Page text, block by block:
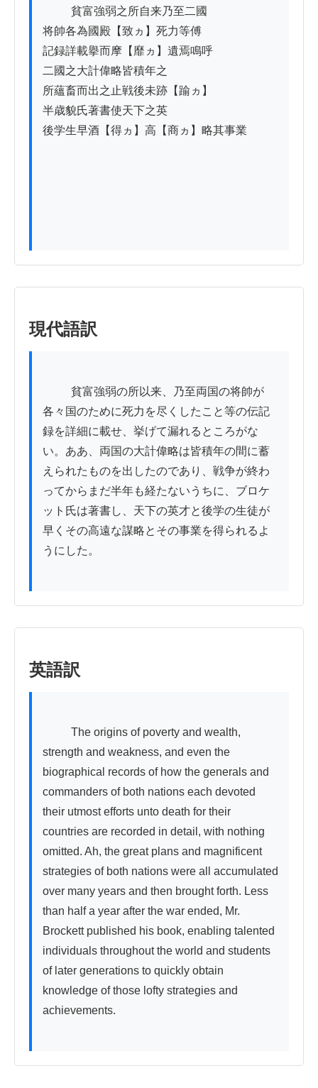
将帥各為國殿【致ヵ】死力等傅
記録詳載擧而摩【靡ヵ】遺焉鳴呼
二國之大計偉略皆積年之
所蘊畜而出之止戦後未跡【踰ヵ】
半歳貌氏著書使天下之英
後学生早酒【得ヵ】高【商ヵ】略其事業
現代語訳
各々国のために死力を尽くしたこと等の伝記
録を詳細に載せ、挙げて漏れるところがな
い。ああ、両国の大計偉略は皆積年の間に蓄
えられたものを出したのであり、戦争が終わ
ってからまだ半年も経たないうちに、ブロケ
ット氏は著書し、天下の英才と後学の生徒が
早くその高遠な謀略とその事業を得られるよ
うにした。
英語訳
strength and weakness, and even the
biographical records of how the generals and
commanders of both nations each devoted
their utmost efforts unto death for their
countries are recorded in detail, with nothing
omitted. Ah, the great plans and magnificent
strategies of both nations were all accumulated
over many years and then brought forth. Less
than half a year after the war ended, Mr.
Brockett published his book, enabling talented
individuals throughout the world and students
of later generations to quickly obtain
knowledge of those lofty strategies and
achievements.